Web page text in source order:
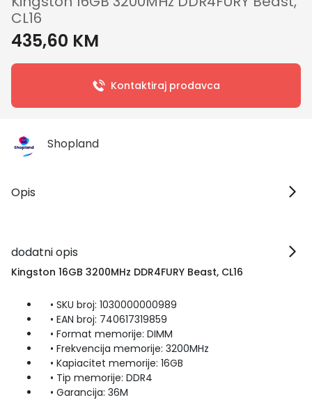
CL16
435,60 KM
Kontaktiraj prodavca
Shopland
Opis
dodatni opis
Kingston 16GB 3200MHz DDR4FURY Beast, CL16
• SKU broj: 1030000000989
• EAN broj: 740617319859
• Format memorije: DIMM
• Frekvencija memorije: 3200MHz
• Kapiacitet memorije: 16GB
• Tip memorije: DDR4
• Garancija: 36M